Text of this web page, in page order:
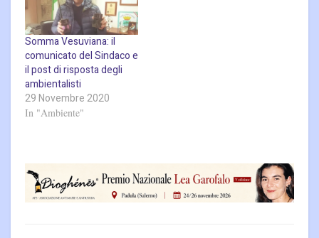
Somma Vesuviana: il
comunicato del Sindaco e
il post di risposta degli
ambientalisti
29 Novembre 2020
In "Ambiente"